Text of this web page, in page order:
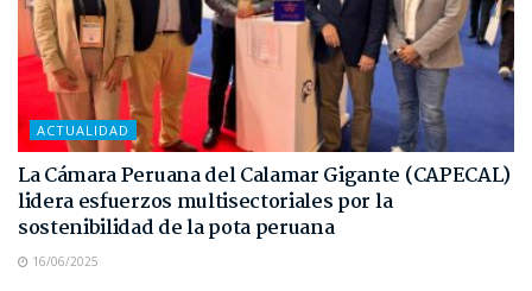
ACTUALIDAD
La Cámara Peruana del Calamar Gigante (CAPECAL)
lidera esfuerzos multisectoriales por la
sostenibilidad de la pota peruana
16/06/2025